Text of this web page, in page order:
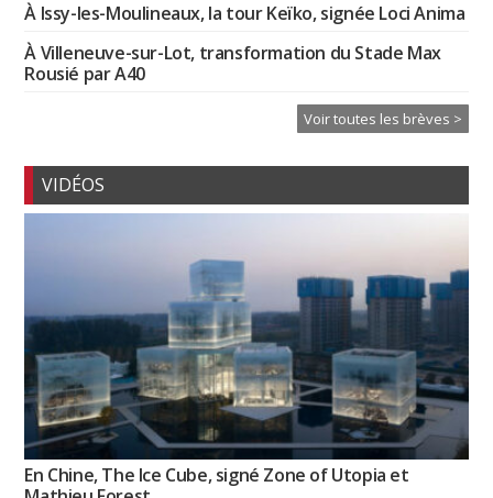
À Issy-les-Moulineaux, la tour Keïko, signée Loci Anima
À Villeneuve-sur-Lot, transformation du Stade Max
Rousié par A40
Voir toutes les brèves >
VIDÉOS
En Chine, The Ice Cube, signé Zone of Utopia et